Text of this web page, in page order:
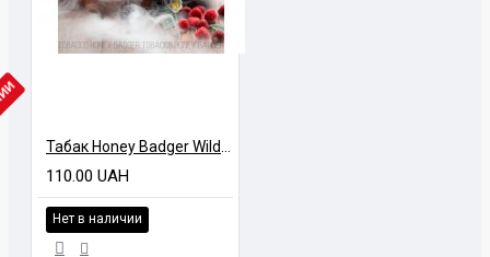
110.00 UAH
Нет в наличии